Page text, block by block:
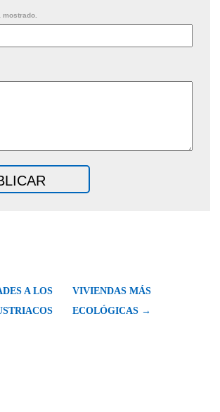
mostrado.
A LOS
VIVIENDAS MÁS
ECOLÓGICAS →